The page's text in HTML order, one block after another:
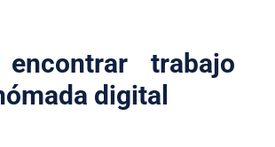
trabajo
digital